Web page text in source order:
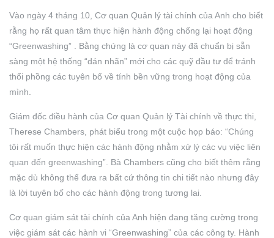
Vào ngày 4 tháng 10, Cơ quan Quản lý tài chính của Anh cho biết
rằng họ rất quan tâm thực hiện hành động chống lại hoạt động
“Greenwashing” . Bằng chứng là cơ quan này đã chuẩn bị sẵn
sàng một hệ thống “dán nhãn” mới cho các quỹ đầu tư để tránh
thổi phồng các tuyên bố về tính bền vững trong hoạt động của
mình.
Giám đốc điều hành của Cơ quan Quản lý Tài chính về thực thi,
Therese Chambers, phát biểu trong một cuộc họp báo: “Chúng
tôi rất muốn thực hiện các hành động nhằm xử lý các vụ việc liên
quan đến greenwashing”. Bà Chambers cũng cho biết thêm rằng
mặc dù không thể đưa ra bất cứ thông tin chi tiết nào nhưng đây
là lời tuyên bố cho các hành động trong tương lai.
Cơ quan giám sát tài chính của Anh hiện đang tăng cường trong
việc giám sát các hành vi “Greenwashing” của các công ty. Hành